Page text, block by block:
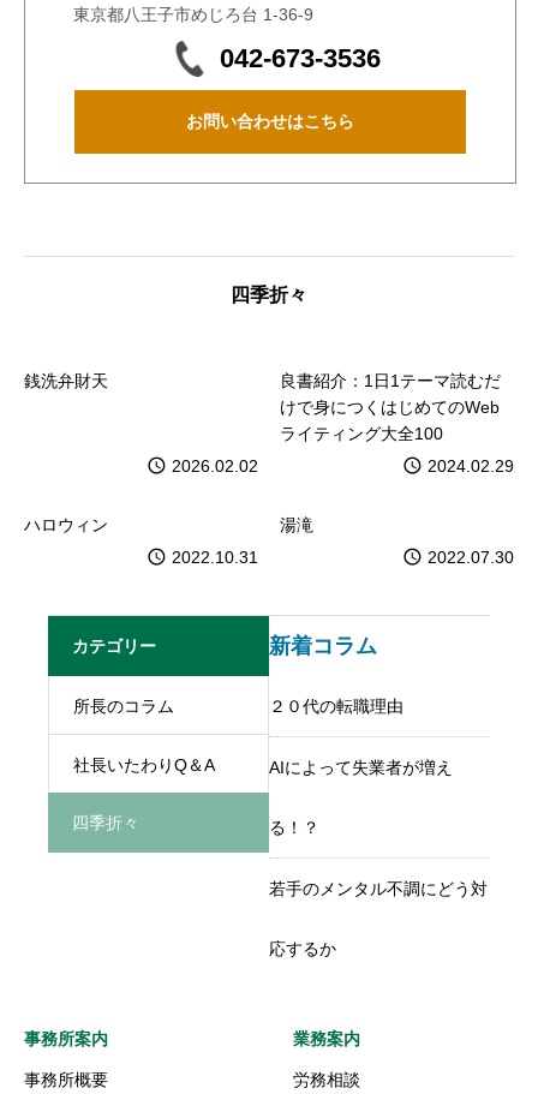
東京都八王子市めじろ台 1-36-9
042-673-3536
お問い合わせはこちら
四季折々
銭洗弁財天
2026.02.02
良書紹介：1日1テーマ読むだ
けで身につくはじめてのWeb
ライティング大全100
2024.02.29
ハロウィン
2022.10.31
湯滝
2022.07.30
カテゴリー
所長のコラム
社長いたわりQ＆A
四季折々
新着コラム
２０代の転職理由
AIによって失業者が増え
る！？
若手のメンタル不調にどう対
応するか
事務所案内
事務所概要
業務案内
労務相談